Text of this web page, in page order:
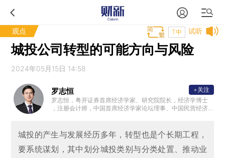
观点 试听
T中
城投公司转型的可能方向与风险
2024年05月15日 14:58
罗志恒
罗志恒，粤开证券首席经济学家、研究院院长，经济学博士
，注册会计师，中国首席经济学家论坛理事、中国民营经济
分析师。2023年7月受邀参加总理主持的经济形势专家座谈
会并做发言。主要研究方向：宏观经济、财政理论与政策。
+关注
城投的产生与发展经历多年，转型也是个长期工程，
要系统谋划，其中划分城投类别与分类处置、推动业